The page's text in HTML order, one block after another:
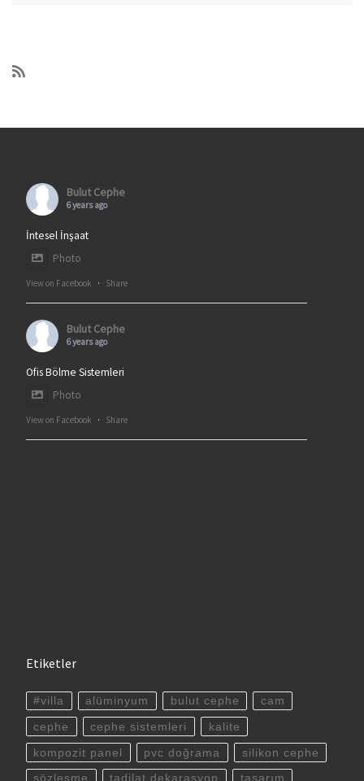
Bulut Cephe
6 years ago
İntesel İnşaat
Photo
View on Facebook · Share
Bulut Cephe
6 years ago
Ofis Bölme Sistemleri
Photo
View on Facebook · Share
Etiketler
#villa alüminyum bulut cephe cam
cephe cephe sistemleri kalite
kompozit panel pvc doğrama silikon cephe
sözleşme tadilat dekarasyon tasarım